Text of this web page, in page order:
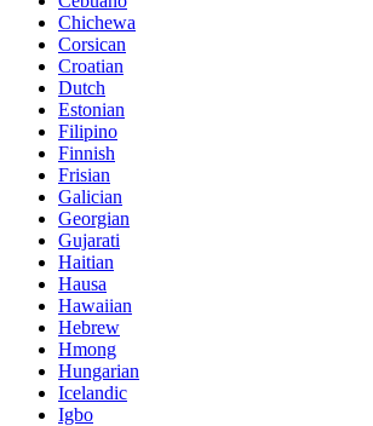
Chichewa
Corsican
Croatian
Dutch
Estonian
Filipino
Finnish
Frisian
Galician
Georgian
Gujarati
Haitian
Hausa
Hawaiian
Hebrew
Hmong
Hungarian
Icelandic
Igbo